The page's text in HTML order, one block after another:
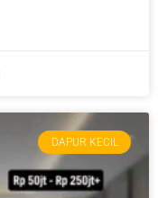
DAPUR KECIL